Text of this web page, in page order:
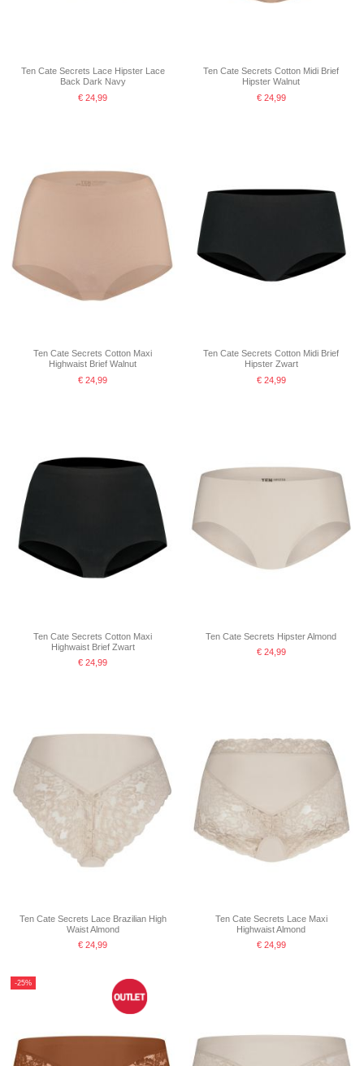
Ten Cate Secrets Lace Hipster Lace
Back Dark Navy
€ 24,99
Ten Cate Secrets Cotton Midi Brief
Hipster Walnut
€ 24,99
Ten Cate Secrets Cotton Maxi
Highwaist Brief Walnut
€ 24,99
Ten Cate Secrets Cotton Midi Brief
Hipster Zwart
€ 24,99
Ten Cate Secrets Cotton Maxi
Highwaist Brief Zwart
€ 24,99
Ten Cate Secrets Hipster Almond
€ 24,99
Ten Cate Secrets Lace Brazilian High
Waist Almond
€ 24,99
Ten Cate Secrets Lace Maxi
Highwaist Almond
€ 24,99
-25%